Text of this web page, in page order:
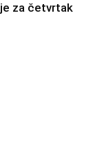
za četvrtak